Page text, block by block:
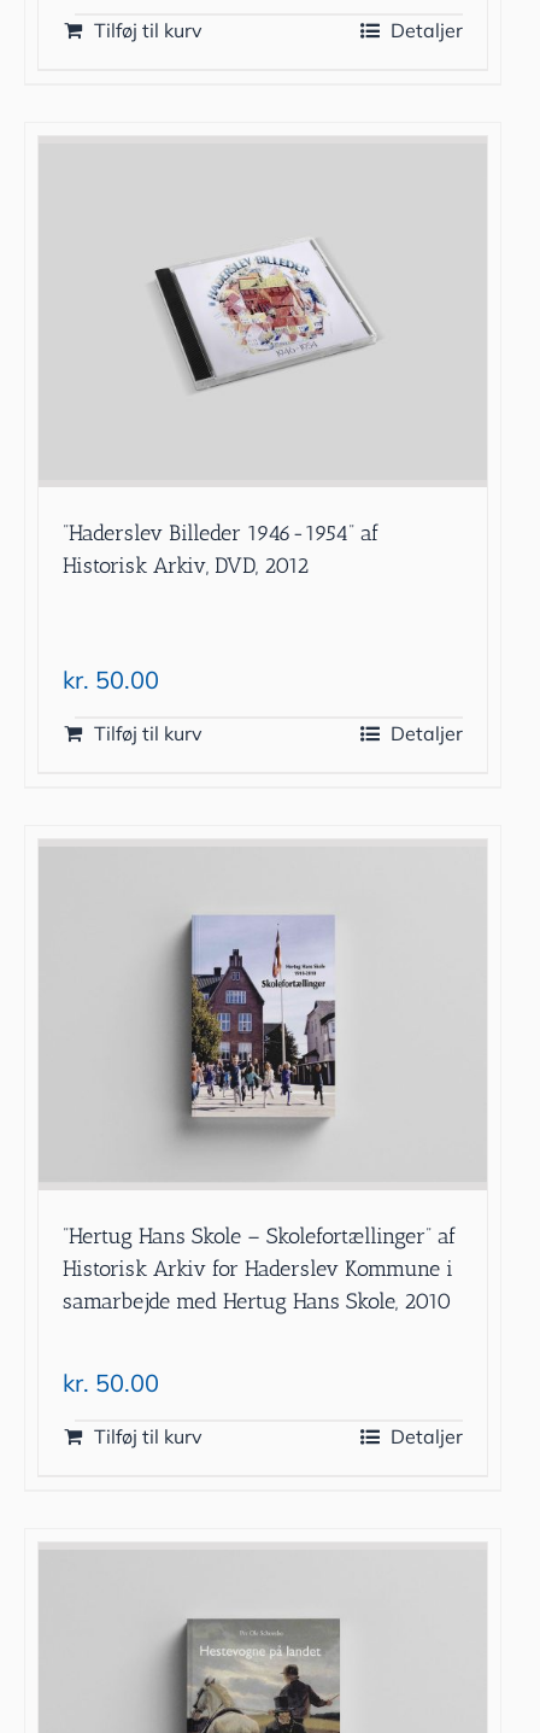
Tilføj til kurv Detaljer
”Haderslev Billeder 1946-1954” af
Historisk Arkiv, DVD, 2012
kr. 50.00
Tilføj til kurv Detaljer
”Hertug Hans Skole – Skolefortællinger” af
Historisk Arkiv for Haderslev Kommune i
samarbejde med Hertug Hans Skole, 2010
kr. 50.00
Tilføj til kurv Detaljer